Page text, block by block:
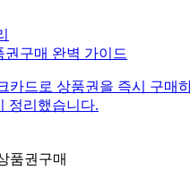
권구매 완벽 가이드
카드로 상품권을 즉시 구매
정리했습니다.
품권구매